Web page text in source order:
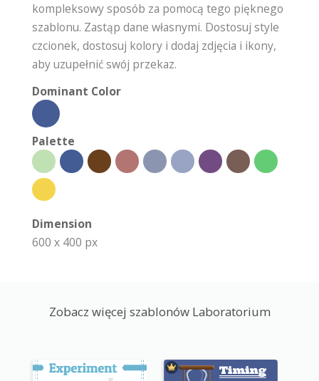
kompleksowy sposób za pomocą tego pięknego
szablonu. Zastąp dane własnymi. Dostosuj style
czcionek, dostosuj kolory i dodaj zdjęcia i ikony,
aby uzupełnić swój przekaz.
Dominant Color
Palette
Dimension
600 x 400 px
Zobacz więcej szablonów Laboratorium